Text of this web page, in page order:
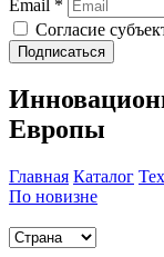
Email *
Согласие
Подписаться
Европы
Главная Каталог
По новизне